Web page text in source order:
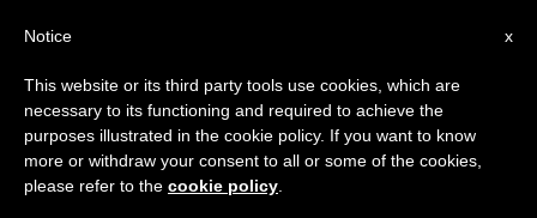
الكاردينال بياتشينزا: "الميلاد ليس
خرافة"
x
Notice
This website or its third party tools use cookies, which are
necessary to its functioning and required to achieve the
purposes illustrated in the cookie policy. If you want to know
more or withdraw your consent to all or some of the cookies,
please refer to the cookie policy